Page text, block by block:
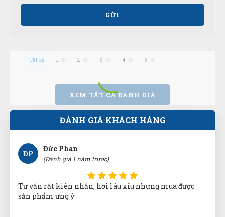
GỬI
Tất cả 1 2 3 4 5
XEM TẤT CẢ ĐÁNH GIÁ
ĐÁNH GIÁ KHÁCH HÀNG
Bảo 2 -3 hôm mới nhận được mà trong chiều có luôn.
Quá vip pro
Trần Hiền
Ở đây săn sale thích cực, mấy mẫu mới về liên tục
ĐP
Đức Phan
(Đánh giá 1 năm trước)
Tư vấn rất kiên nhẫn, hơi lâu xíu nhưng mua được
sản phẩm ưng ý